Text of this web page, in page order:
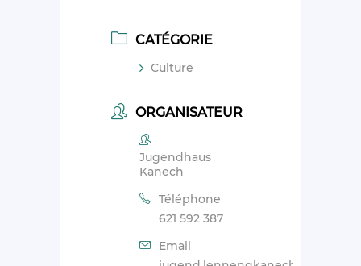
CATÉGORIE
Culture
ORGANISATEUR
Jugendhaus
Kanech
Téléphone
621 592 387
Email